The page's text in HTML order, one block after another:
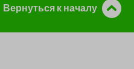
Вернуться к началу